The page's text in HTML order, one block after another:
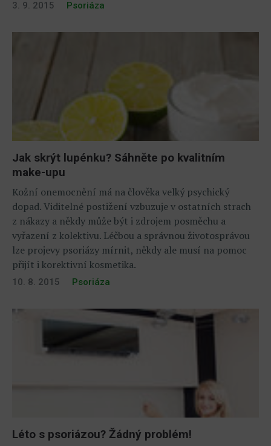
3. 9. 2015 Psoriáza
Jak skrýt lupénku? Sáhněte po kvalitním
make-upu
Kožní onemocnění má na člověka velký psychický
dopad. Viditelné postižení vzbuzuje v ostatních strach
z nákazy a někdy může být i zdrojem posměchu a
vyřazení z kolektivu. Léčbou a správnou životosprávou
lze projevy psoriázy mírnit, někdy ale musí na pomoc
přijít i korektivní kosmetika.
10. 8. 2015 Psoriáza
Léto s psoriázou? Žádný problém!